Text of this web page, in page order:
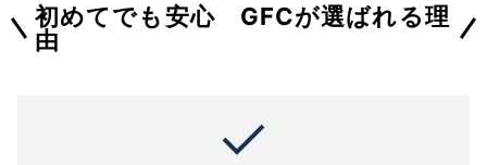
初めてでも安心 GFCが選ばれる理
由